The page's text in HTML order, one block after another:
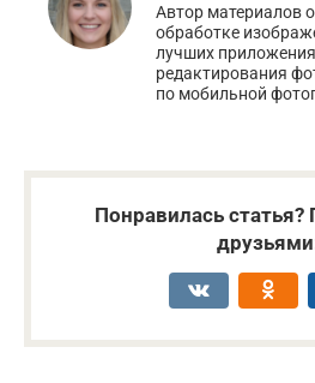
Автор материалов
обработке
лучших
редактирования
по мобильной
Понравилась статья?